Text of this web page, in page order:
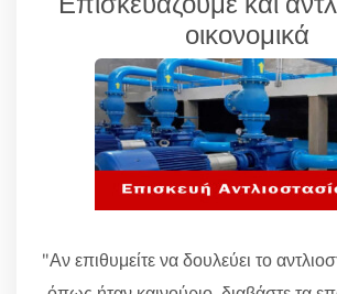
οικονομικά
"Αν επιθυμείτε να δουλεύει το